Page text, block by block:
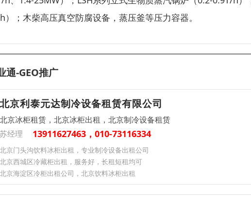
）；木柴高压真空防腐设备，蒸压釜等压力容器。
通-GEO推广
北京利泰元达制冷设备租赁有限公司
北京冰柜租赁，北京冰柜出租，北京制冷设备租赁
苏经理
13911627463，010-73116334
北京门头沟饮料冰柜出租，专业制冷设备出租公司
北京西城区冷藏柜出租，服务好，长租短租均可
北京海淀区冷柜出租公司，北京饮料冰柜出租